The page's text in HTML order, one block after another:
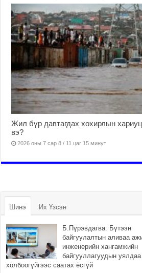
Жил бүр давтагдах хохирлын
вэ?
2026 оны 7 сар 8 / 11 цаг 15 минут
Шинэ Их Үзсэн
Б.Пүрэвдагва: Бүтээн
байгуулалтын аливаа
инженерийн хангамжийн
байгууллагуудын уялдаа
холбоогүйгээс саатах ёсгүй